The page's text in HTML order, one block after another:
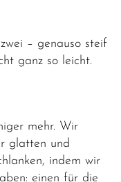
– genauso steif
ganz so leicht.
mehr. Wir
glatten und
indem wir
einen für die